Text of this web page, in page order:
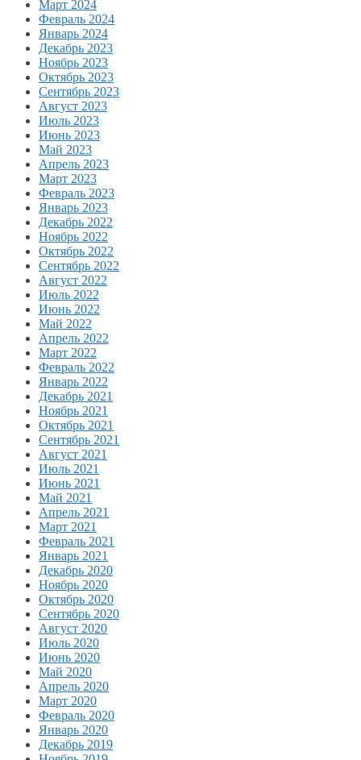
Март 2024
Февраль 2024
Январь 2024
Декабрь 2023
Ноябрь 2023
Октябрь 2023
Сентябрь 2023
Август 2023
Июль 2023
Июнь 2023
Май 2023
Апрель 2023
Март 2023
Февраль 2023
Январь 2023
Декабрь 2022
Ноябрь 2022
Октябрь 2022
Сентябрь 2022
Август 2022
Июль 2022
Июнь 2022
Май 2022
Апрель 2022
Март 2022
Февраль 2022
Январь 2022
Декабрь 2021
Ноябрь 2021
Октябрь 2021
Сентябрь 2021
Август 2021
Июль 2021
Июнь 2021
Май 2021
Апрель 2021
Март 2021
Февраль 2021
Январь 2021
Декабрь 2020
Ноябрь 2020
Октябрь 2020
Сентябрь 2020
Август 2020
Июль 2020
Июнь 2020
Май 2020
Апрель 2020
Март 2020
Февраль 2020
Январь 2020
Декабрь 2019